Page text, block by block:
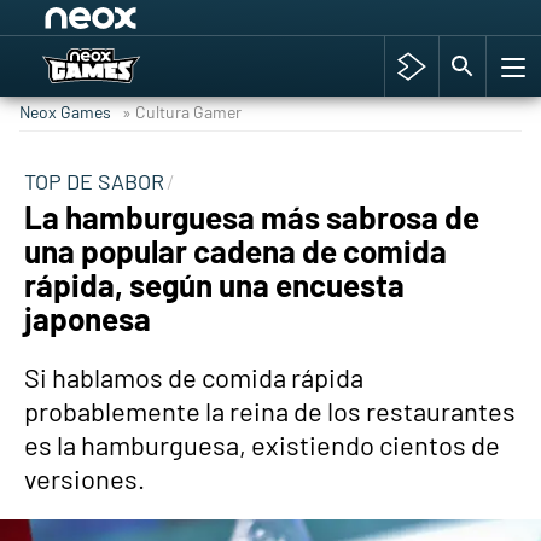
Hyrule Warriors: La Era del Cataclismo
Cyberpunk 2077
Hyrule Warriors
Asia peculiar tradición
Neox Games » Cultura Gamer
TOP DE SABOR
La hamburguesa más sabrosa de
una popular cadena de comida
rápida, según una encuesta
japonesa
Si hablamos de comida rápida
probablemente la reina de los restaurantes
es la hamburguesa, existiendo cientos de
versiones.